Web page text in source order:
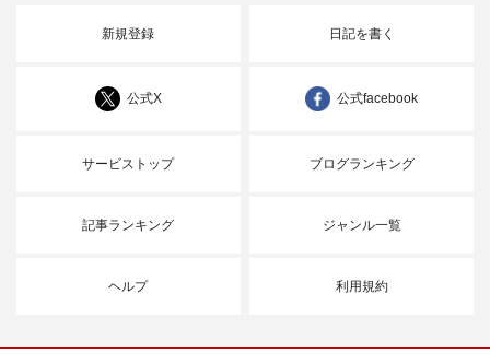
新規登録 日記を書く
公式X 公式facebook
サービストップ ブログランキング
記事ランキング ジャンル一覧
ヘルプ 利用規約